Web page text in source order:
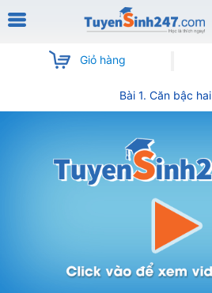
Giỏ hàng
Bài 1. Căn bậc hai